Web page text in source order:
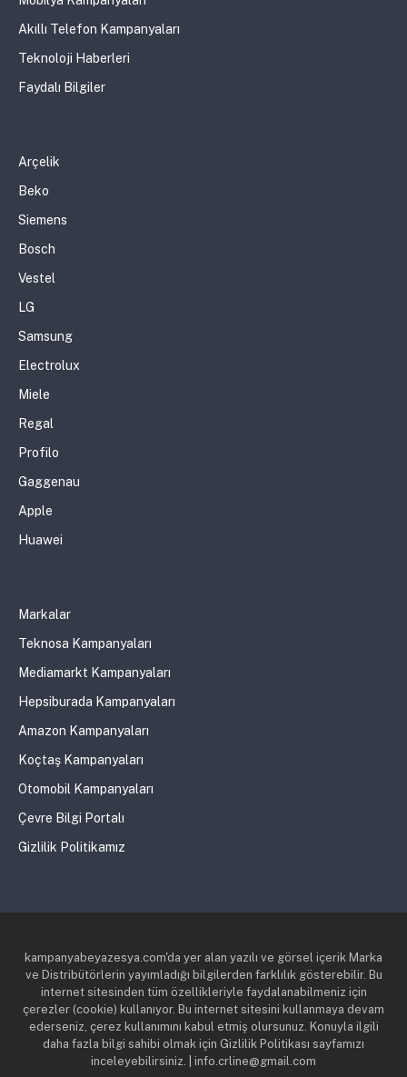
Akıllı Telefon Kampanyaları
Teknoloji Haberleri
Faydalı Bilgiler
Arçelik
Beko
Siemens
Bosch
Vestel
LG
Samsung
Electrolux
Miele
Regal
Profilo
Gaggenau
Apple
Huawei
Markalar
Teknosa Kampanyaları
Mediamarkt Kampanyaları
Hepsiburada Kampanyaları
Amazon Kampanyaları
Koçtaş Kampanyaları
Otomobil Kampanyaları
Çevre Bilgi Portalı
Gizlilik Politikamız
kampanyabeyazesya.com'da yer alan yazılı ve görsel içerik Marka
ve Distribütörlerin yayımladığı bilgilerden farklılık gösterebilir. Bu
internet sitesinden tüm özellikleriyle faydalanabilmeniz için
çerezler (cookie) kullanıyor. Bu internet sitesini kullanmaya devam
ederseniz, çerez kullanımını kabul etmiş olursunuz. Konuyla ilgili
daha fazla bilgi sahibi olmak için Gizlilik Politikası sayfamızı
inceleyebilirsiniz. | info.crline@gmail.com